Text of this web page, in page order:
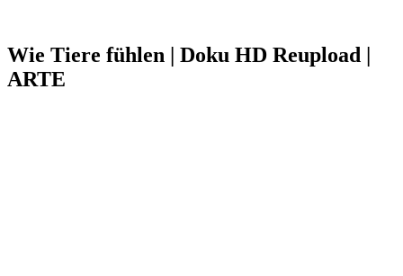
Wie Tiere fühlen | Doku HD Reupload |
ARTE